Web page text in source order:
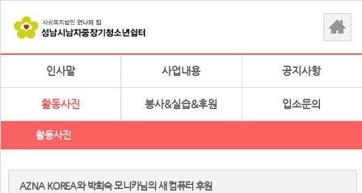
인사말 사업내용 공지사항
활동사진 봉사&실습&후원 입소문의
활동사진
AZNA KOREA와 박희숙 모니카님의 새 컴퓨터 후원